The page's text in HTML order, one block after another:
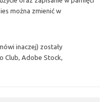
można zmienić w
inaczej) zostały
Club, Adobe Stock,